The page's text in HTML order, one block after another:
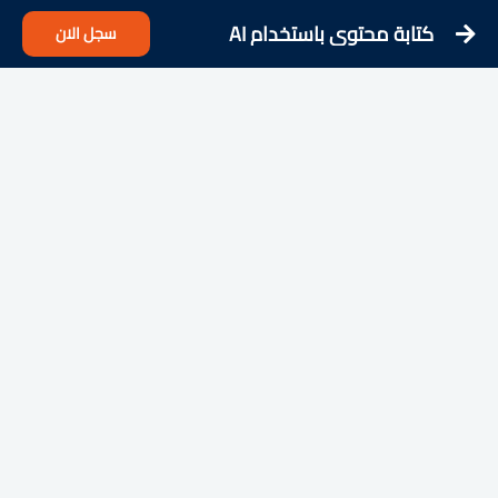
كتابة محتوى باستخدام AI سجل الان